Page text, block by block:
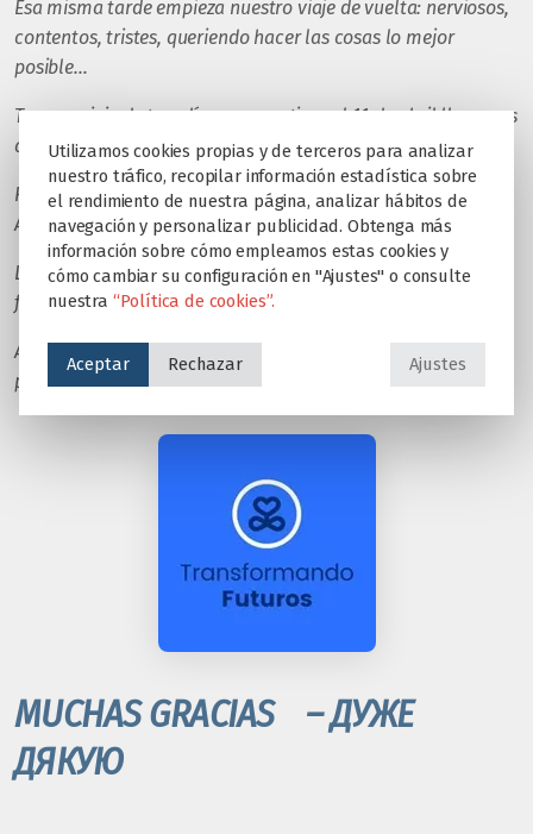
Esa misma tarde empieza nuestro viaje de vuelta: nerviosos,
contentos, tristes, queriendo hacer las cosas lo mejor
posible…
Tras un viaje de tres días consecutivos el 11 de abril llegamos
a Torrelodones (Madrid),
Finalmente, las familias han sido acogidas en Alicante,
Almería, Lisboa, Málaga, Pamplona, Vitoria y Madrid.
Los mensajes de WhatsApp agradeciéndonos todo cuando
fueron llegando…. En fin.
Además de la aportación social obtenida, este viaje ha sido
posible gracias a:
MUCHAS GRACIAS – ДУЖЕ
ДЯКУЮ
Utilizamos cookies propias y de terceros para analizar
nuestro tráfico, recopilar información estadística sobre
el rendimiento de nuestra página, analizar hábitos de
navegación y personalizar publicidad. Obtenga más
información sobre cómo empleamos estas cookies y
cómo cambiar su configuración en "Ajustes" o consulte
nuestra “Política de cookies”.
Aceptar Rechazar Ajustes